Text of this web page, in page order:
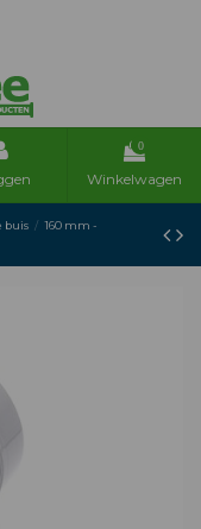
0
Winkelwagen
buis
160 mm -